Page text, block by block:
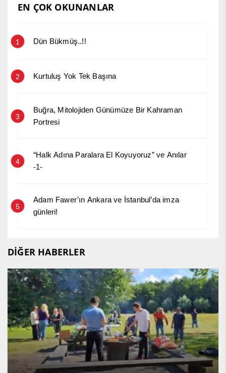
EN ÇOK OKUNANLAR
1 Dün Bükmüş..!!
2 Kurtuluş Yok Tek Başına
3
Buğra, Mitolojiden Günümüze Bir Kahraman
Portresi
4
“Halk Adına Paralara El Koyuyoruz” ve Anılar
-1-
5
Adam Fawer’ın Ankara ve İstanbul’da imza
günleri!
DİĞER HABERLER